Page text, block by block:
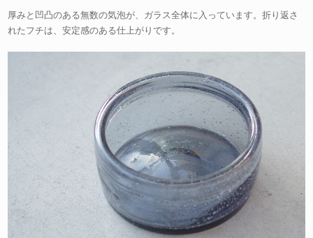
厚みと凹凸のある無数の気泡が、ガラス全体に入っています。折り返さ
れたフチは、安定感のある仕上がりです。